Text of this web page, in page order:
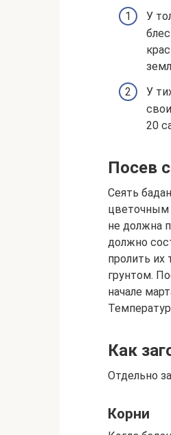
У
У
20
Посев
Сеять
цветочным
не должна
должно
пролить их
грунтом.
начале
Как
Отдельно
Корни